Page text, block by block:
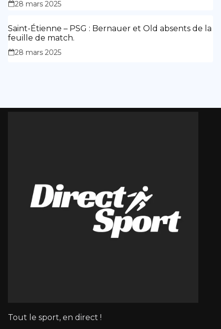
28 mars 2025
Saint-Étienne – PSG : Bernauer et Old absents de la
feuille de match.
28 mars 2025
Tout le sport, en direct !